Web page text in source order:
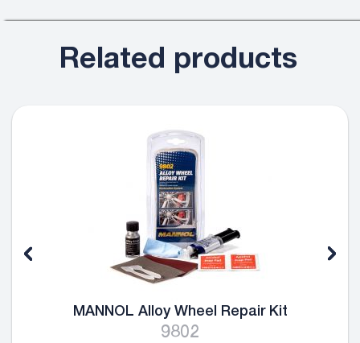
Related products
MANNOL Alloy Wheel Repair Kit
9802